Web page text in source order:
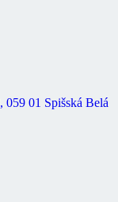
059 01 Spišská Belá